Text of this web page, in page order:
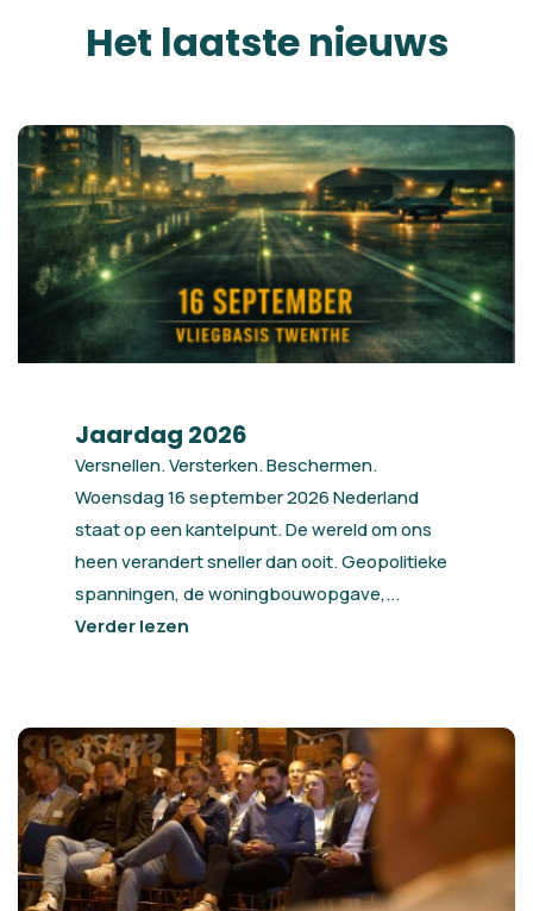
Het laatste nieuws
Jaardag 2026
Versnellen. Versterken. Beschermen.
Woensdag 16 september 2026 Nederland
staat op een kantelpunt. De wereld om ons
heen verandert sneller dan ooit. Geopolitieke
spanningen, de woningbouwopgave,...
Verder lezen